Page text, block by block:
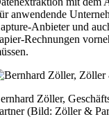
anwendende
Anbieter und
Rechnungen
Zöller,
(Bild: Zöller &